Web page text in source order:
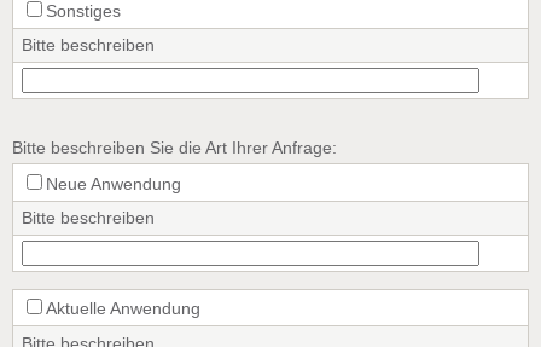
Sonstiges
Bitte beschreiben
Bitte beschreiben Sie die Art Ihrer Anfrage:
Neue Anwendung
Bitte beschreiben
Aktuelle Anwendung